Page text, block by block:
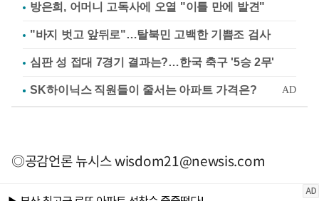
방은희, 어머니 고독사에 오열 "이틀 만에 발견"
"바지 벗고 앞뒤로"…탈북민 고백한 기쁨조 검사
심판 성 접대 7경기 결과는?…한국 축구 '5승 2무'
◎공감언론 뉴시스wisdom21@newsis.com